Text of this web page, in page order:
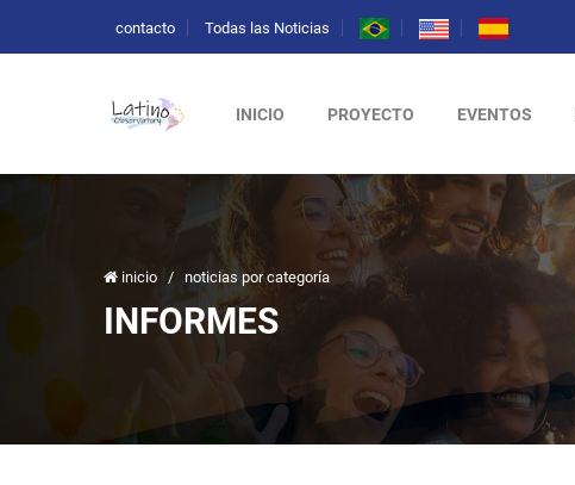
contacto Todas las Noticias
INICIO PROYECTO EVENTOS
inicio / noticias por categoría
INFORMES